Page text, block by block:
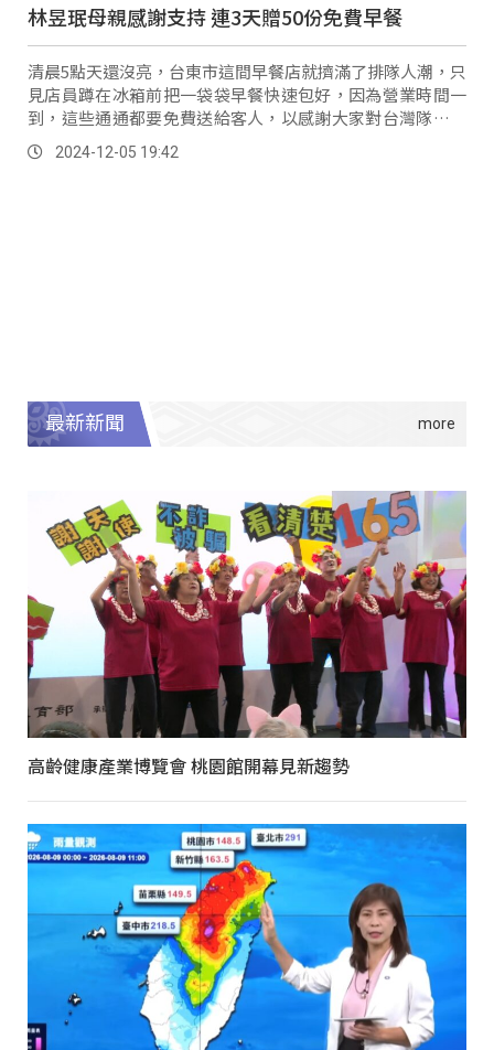
林昱珉母親感謝支持 連3天贈50份免費早餐
清晨5點天還沒亮，台東市這間早餐店就擠滿了排隊人潮，只
見店員蹲在冰箱前把一袋袋早餐快速包好，因為營業時間一
到，這些通通都要免費送給客人，以感謝大家對台灣隊投手
林昱珉的支持。
2024-12-05 19:42
最新新聞
高齡健康產業博覽會 桃園館開幕見新趨勢